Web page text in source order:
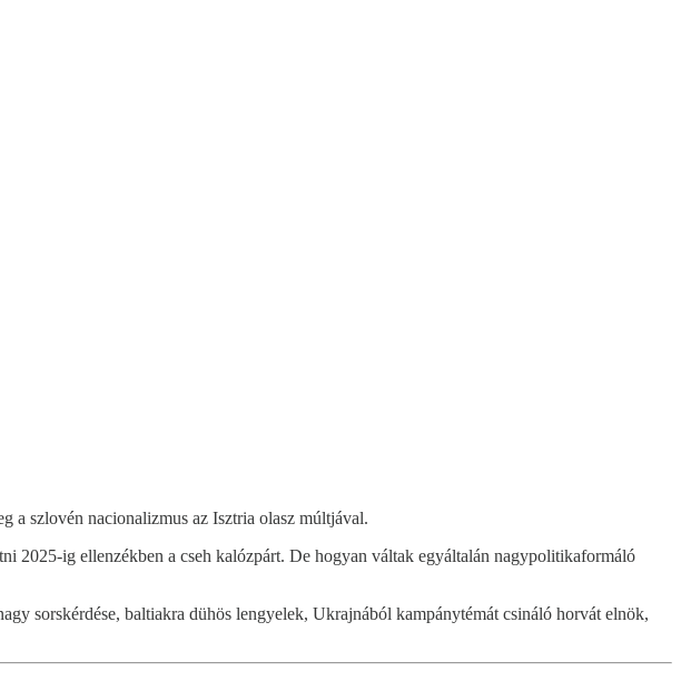
a szlovén nacionalizmus az Isztria olasz múltjával.
2025-ig ellenzékben a cseh kalózpárt. De hogyan váltak egyáltalán nagypolitikaformáló
sorskérdése, baltiakra dühös lengyelek, Ukrajnából kampánytémát csináló horvát elnök,